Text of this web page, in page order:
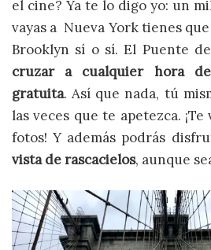
el cine? Ya te lo digo yo: un
vayas a Nueva York tienes
Brooklyn sí o sí. El Puente
cruzar a cualquier hora
gratuita. Así que nada, tú
las veces que te apetezca.
fotos! Y además podrás
vista de rascacielos, aunque